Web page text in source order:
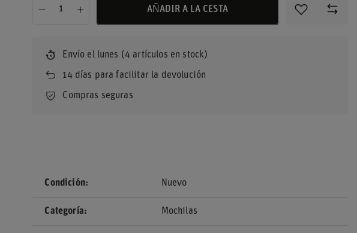
AÑADIR A LA CESTA
Envío el lunes (4 artículos en stock)
14días para facilitar la devolución
Compras seguras
Condición Nuevo
Categoría Mochilas